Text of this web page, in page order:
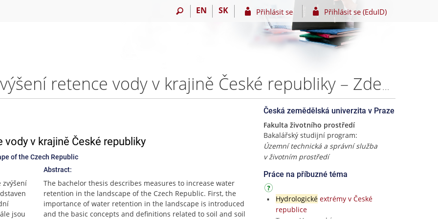
EN SK Přihlásit se Přihlásit se (EduID)
Opatření využívaná ke zvýšení retence vody v krajině České republiky – Zdeněk Záhoř
v krajině České republiky
of the Czech Republic
zvýšení
jsou
Abstract:
The bachelor thesis describes measures to increase water
retention in the landscape of the Czech Republic. First, the
importance of water retention in the landscape is introduced
and the basic concepts and definitions related to soil and soil
Česká zemědělská univerzita v Praze
Fakulta životního prostředí
Bakalářský studijní program:
Územní technická a správní služba
v životním prostředí
Práce na příbuzné téma
Hydrologickéextrémy v České
republice